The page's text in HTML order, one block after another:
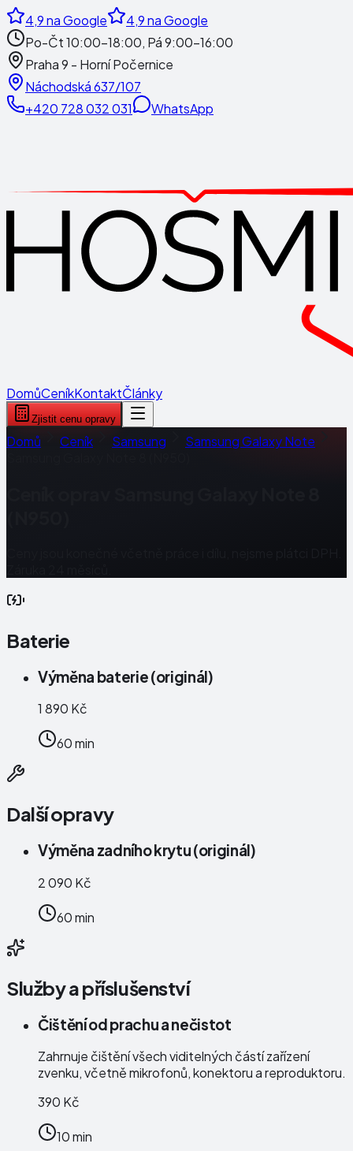
4,9na Google 4,9na Google
Po-Čt 10:00-18:00, Pá 9:00-16:00
Praha 9 - Horní Počernice
Náchodská 637/107
+420 728 032 031
WhatsApp
DomůCeníkKontaktČlánky
Zjistit cenu opravy
Domů Ceník Samsung
Samsung Galaxy Note
Baterie
Výměna baterie (originál)
1 890 Kč
60 min
Další opravy
Výměna zadního krytu (originál)
2 090 Kč
60 min
Služby a příslušenství
Čištění od prachu a nečistot
Zahrnuje čištění všech viditelných částí zařízení
zvenku, včetně mikrofonů, konektoru a reproduktoru.
390 Kč
10 min